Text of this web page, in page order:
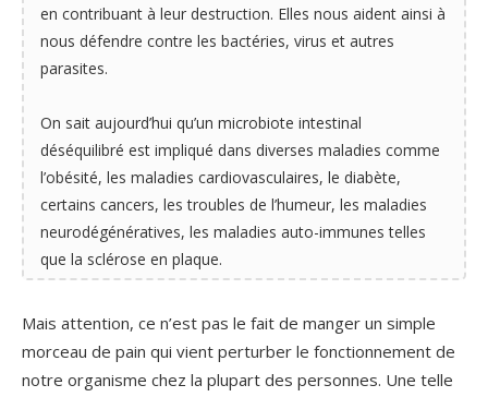
en contribuant à leur destruction. Elles nous aident ainsi à
nous défendre contre les bactéries, virus et autres
parasites.
On sait aujourd’hui qu’un microbiote intestinal
déséquilibré est impliqué dans diverses maladies comme
l’obésité, les maladies cardiovasculaires, le diabète,
certains cancers, les troubles de l’humeur, les maladies
neurodégénératives, les maladies auto-immunes telles
que la sclérose en plaque.
Mais attention, ce n’est pas le fait de manger un simple
morceau de pain qui vient perturber le fonctionnement de
notre organisme chez la plupart des personnes. Une telle